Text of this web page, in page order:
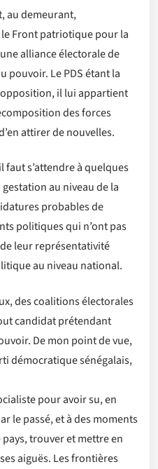
au demeurant,
Front patriotique pour la
alliance électorale de
pouvoir. Le PDS étant la
il lui appartient
des forces
attirer de nouvelles.
s’attendre à quelques
au niveau de la
probables de
politiques qui n’ont pas
leur représentativité
au niveau national.
des coalitions électorales
candidat prétendant
De mon point de vue,
démocratique sénégalais,
pour avoir su, en
le passé, et à des moments
trouver et mettre en
aiguës. Les frontières